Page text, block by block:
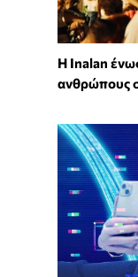
Η Inalan
ανθρώπους